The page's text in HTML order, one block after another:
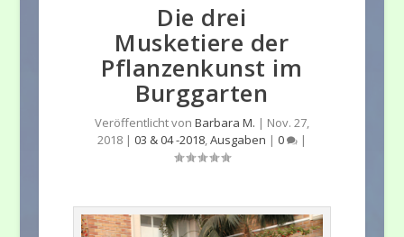
Die drei
Musketiere der
Pflanzenkunst im
Burggarten
Veröffentlicht von Barbara M. | Nov. 27,
2018| 03 & 04 -2018,Ausgaben | 0 |